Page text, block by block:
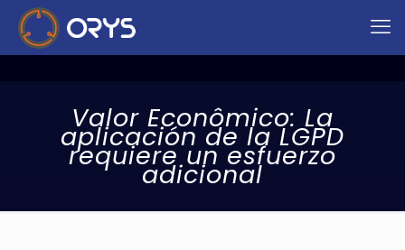
Valor Econômico: La
aplicación de la LGPD
requiere un esfuerzo
adicional